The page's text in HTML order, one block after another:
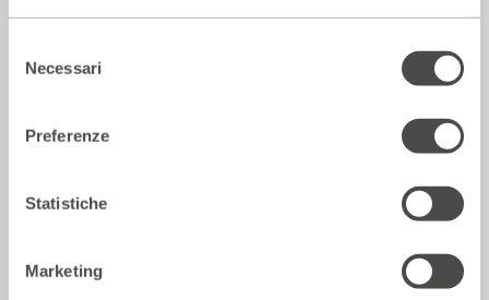
delNecessari
Preferenze
Statistiche
Marketing